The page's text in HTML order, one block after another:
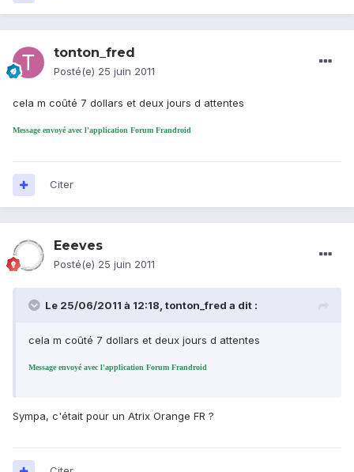
tonton_fred
Posté(e) 25 juin 2011
cela m coûté 7 dollars et deux jours d attentes
Message envoyé avec l'application Forum Frandroid
Citer
Eeeves
Posté(e) 25 juin 2011
Le 25/06/2011 à 12:18, tonton_fred a dit :
cela m coûté 7 dollars et deux jours d attentes
Message envoyé avec l'application Forum Frandroid
Sympa, c'était pour un Atrix Orange FR ?